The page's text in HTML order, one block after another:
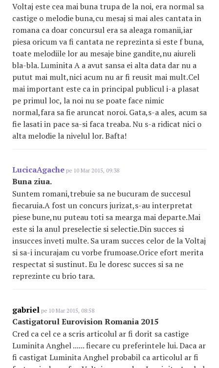
Voltaj este cea mai buna trupa de la noi, era normal sa
castige o melodie buna,cu mesaj si mai ales cantata in
romana ca doar concursul era sa aleaga romanii,iar
piesa oricum va fi cantata ne reprezinta si este f buna,
toate melodiile lor au mesaje bine gandite,nu aiureli
bla-bla. Luminita A a avut sansa ei alta data dar nu a
putut mai mult,nici acum nu ar fi reusit mai mult.Cel
mai important este ca in principal publicul i-a plasat
pe primul loc, la noi nu se poate face nimic
normal,fara sa fie aruncat noroi. Gata,s-a ales, acum sa
fie lasati in pace sa-si faca treaba. Nu s-a ridicat nici o
alta melodie la nivelul lor. Bafta!
LucicaAgache pe 10 Mar 2015, 09:38
Buna ziua.
Suntem romani,trebuie sa ne bucuram de succesul
fiecaruia.A fost un concurs jurizat,s-au interpretat
piese bune,nu puteau toti sa mearga mai departe.Mai
este si la anul preselectie si selectie.Din succes si
insucces inveti multe. Sa uram succes celor de la Voltaj
si sa-i incurajam cu vorbe frumoase.Orice efort merita
respectat si sustinut. Eu le doresc succes si sa ne
reprezinte cu brio tara.
gabriel pe 10 Mar 2015, 08:58
Castigatorul Eurovision Romania 2015
Cred ca cel ce a scris articolul ar fi dorit sa castige
Luminita Anghel ...... fiecare cu preferintele lui. Daca ar
fi castigat Luminita Anghel probabil ca articolul ar fi